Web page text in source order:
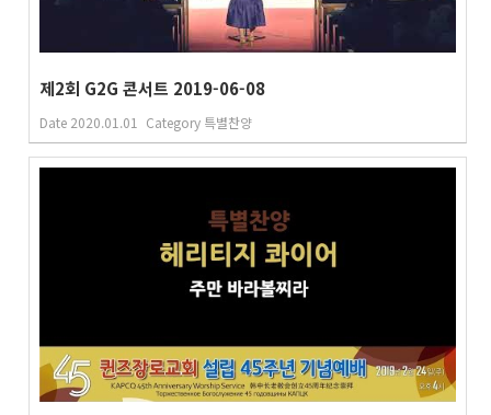
제2회 G2G 콘서트 2019-06-08
Date 2020.01.01 Category 특별찬양